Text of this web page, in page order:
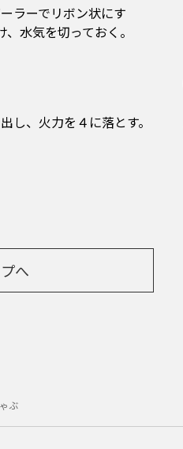
ラーでリボン状にす
水気を切っておく。
し、火力を４に落とす。
へ
ぶ